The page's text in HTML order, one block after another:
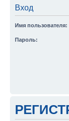
Вход
Имя пользователя:
Пароль: